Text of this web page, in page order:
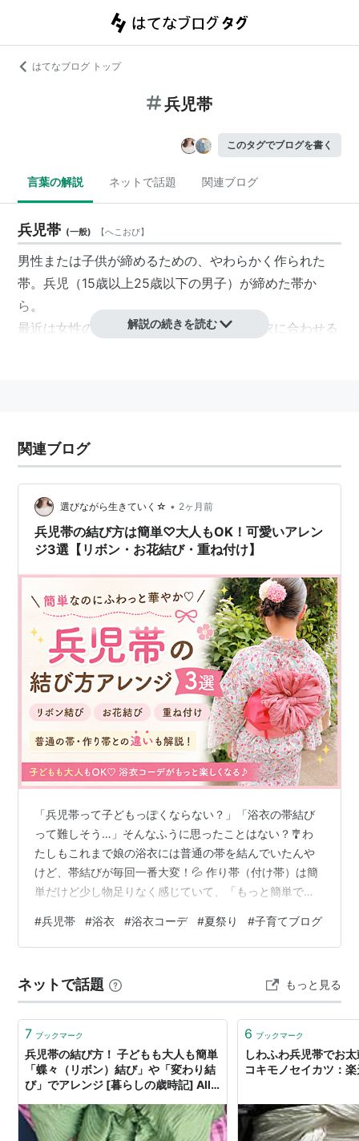
はてなブログ トップ
兵児帯
このタグでブログを書く
言葉の解説 ネットで話題 関連ブログ
兵児帯 (一般) 【へこおび】
男性または子供が締めるための、やわらかく作られた
帯。兵児（15歳以上25歳以下の男子）が締めた帯か
ら。
最近は女性の間でもおしゃれな兵児帯を浴衣に合わせる
男性の浴衣 兵児帯の結び方 － 浴衣の着付け
方・アレンジ集【浴衣】 - NAVER まとめ
解説の続きを読む
関連ブログ
選びながら生きていく☆ • 2ヶ月前
兵児帯の結び方は簡単♡大人もOK！可愛いアレン
ジ3選【リボン・お花結び・重ね付け】
「兵児帯って子どもっぽくならない？」「浴衣の帯結び
って難しそう…」そんなふうに思ったことはない？🎐わ
たしもこれまで娘の浴衣には普通の帯を結んでいたんや
けど、帯結びが毎回一番大変！💦 作り帯（付け帯）は簡
単だけど少し物足りなく感じていて、「もっと簡単で可
見かけたのが兵児帯♡ 数年前からお祭りや花火大会でも
大人女子の兵児帯アレンジをよく見かけるようになり、
ることに。すると普通の帯より結びやすいのに、ふわっ
と華やかでめちゃくちゃ可愛い！着付けする側としても
かなりラクになりました😊さらに今年は、眠ってい…
#兵児帯 #浴衣 #浴衣コーデ #夏祭り #子育てブログ
ネットで話題 もっと見る
7 ブックマーク
兵児帯の結び方！ 子どもも大人も簡単
「蝶々（リボン）結び」や「変わり結
び」でアレンジ [暮らしの歳時記] All
6 ブックマーク
しわふわ兵児帯でお
コキモノセイカツ：